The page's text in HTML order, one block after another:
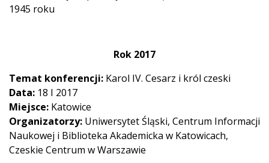
1945 roku
Rok 2017
Temat konferencji: Karol IV. Cesarz i król czeski
Data: 18 I 2017
Miejsce: Katowice
Organizatorzy: Uniwersytet Śląski, Centrum Informacji
Naukowej i Biblioteka Akademicka w Katowicach,
Czeskie Centrum w Warszawie